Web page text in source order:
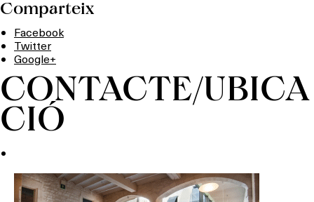
Què vols fer?
Comparteix
Facebook
Twitter
Google+
CONTACTE/UBICA
CIÓ